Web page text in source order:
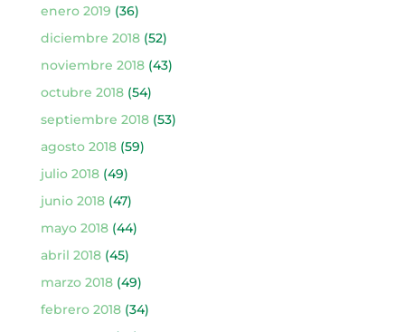
enero 2019 (36)
diciembre 2018(52)
noviembre 2018(43)
octubre 2018(54)
septiembre 2018(53)
agosto 2018(59)
julio 2018(49)
junio 2018(47)
mayo 2018(44)
abril 2018(45)
marzo 2018(49)
febrero 2018(34)